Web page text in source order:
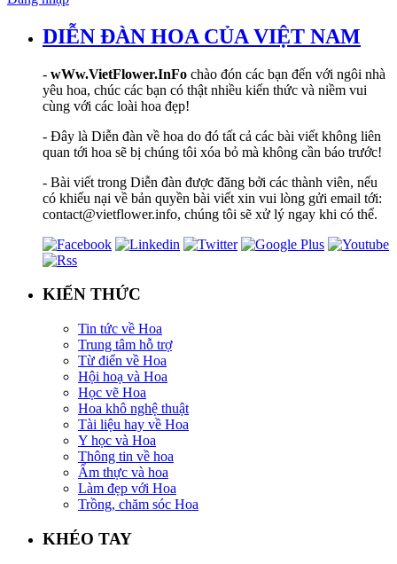
DIỄN ĐÀN HOA CỦA VIỆT NAM
- wWw.VietFlower.InFo chào đón các bạn đến với ngôi nhà
yêu hoa, chúc các bạn có thật nhiều kiến thức và niềm vui
cùng với các loài hoa đẹp!
- Đây là Diễn đàn về hoa do đó tất cả các bài viết không liên
quan tới hoa sẽ bị chúng tôi xóa bỏ mà không cần báo trước!
- Bài viết trong Diễn đàn được đăng bởi các thành viên, nếu
có khiếu nại về bản quyền bài viết xin vui lòng gửi email tới:
contact@vietflower.info, chúng tôi sẽ xử lý ngay khi có thể.
KIẾN THỨC
Tin tức về Hoa
Trung tâm hỗ trợ
Từ điển về Hoa
Hội hoạ và Hoa
Học vẽ Hoa
Hoa khô nghệ thuật
Tài liệu hay về Hoa
Y học và Hoa
Thông tin về hoa
Ẩm thực và hoa
Làm đẹp với Hoa
Trồng, chăm sóc Hoa
KHÉO TAY